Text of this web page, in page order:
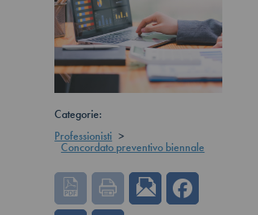
Categorie:
Professionisti >
Concordato preventivo biennale